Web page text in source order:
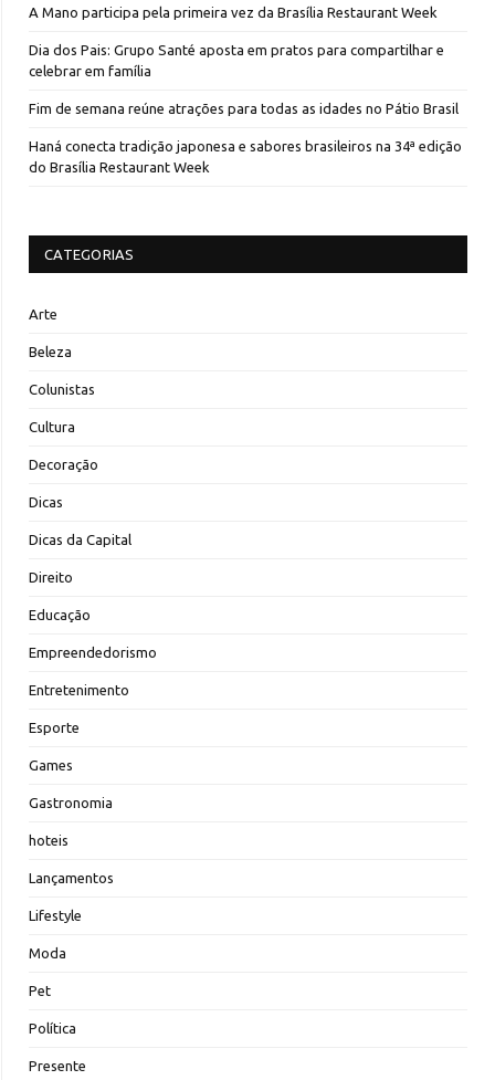
A Mano participa pela primeira vez da Brasília Restaurant Week
Dia dos Pais: Grupo Santé aposta em pratos para compartilhar e
celebrar em família
Fim de semana reúne atrações para todas as idades no Pátio Brasil
Haná conecta tradição japonesa e sabores brasileiros na 34ª edição
do Brasília Restaurant Week
CATEGORIAS
Arte
Beleza
Colunistas
Cultura
Decoração
Dicas
Dicas da Capital
Direito
Educação
Empreendedorismo
Entretenimento
Esporte
Games
Gastronomia
hoteis
Lançamentos
Lifestyle
Moda
Pet
Política
Presente